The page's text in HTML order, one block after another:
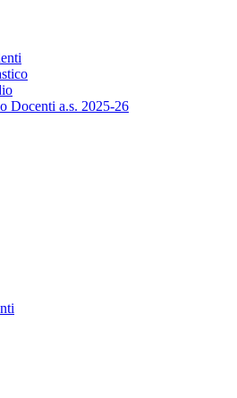
Docenti a.s. 2025-26